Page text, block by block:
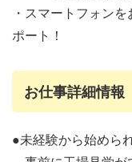
・スマートフォン
ポート！
お仕事詳細情報
●未経験から始めら